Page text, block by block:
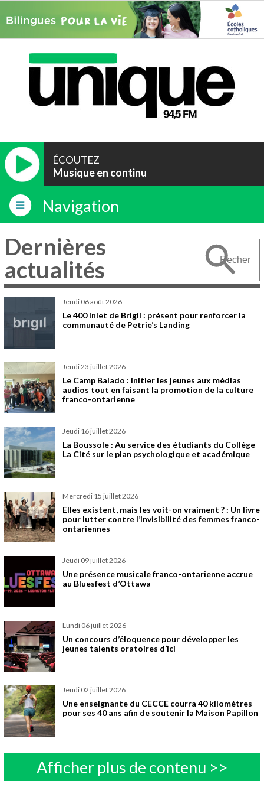
ÉCOUTEZ
Musique en continu
Navigation
Dernières
actualités
jeudi 06 août 2026
Le 400 Inlet de Brigil : présent pour renforcer la
communauté de Petrie’s Landing
jeudi 23 juillet 2026
Le Camp Balado : initier les jeunes aux médias
audios tout en faisant la promotion de la culture
franco-ontarienne
jeudi 16 juillet 2026
La Boussole : Au service des étudiants du Collège
La Cité sur le plan psychologique et académique
mercredi 15 juillet 2026
Elles existent, mais les voit-on vraiment ? : Un livre
pour lutter contre l’invisibilité des femmes franco-
ontariennes
jeudi 09 juillet 2026
Une présence musicale franco-ontarienne accrue
au Bluesfest d’Ottawa
lundi 06 juillet 2026
Un concours d’éloquence pour développer les
jeunes talents oratoires d’ici
jeudi 02 juillet 2026
Une enseignante du CECCE courra 40 kilomètres
pour ses 40 ans afin de soutenir la Maison Papillon
Afficher plus de contenu >>